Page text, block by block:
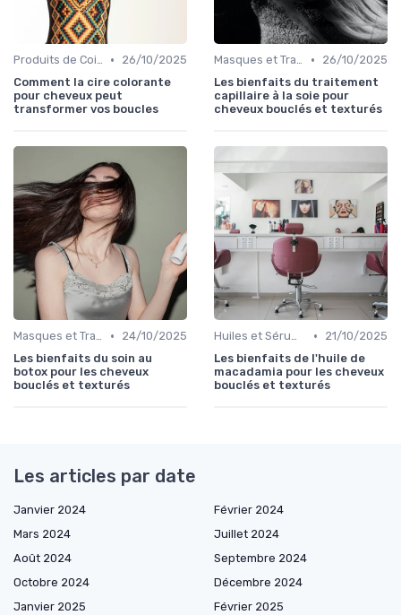
Produits de Coiffage •
26/10/2025
Comment la cire colorante
pour cheveux peut
transformer vos boucles
Masques et Traitements en Profondeur •
26/10/2025
Les bienfaits du traitement
capillaire à la soie pour
cheveux bouclés et texturés
Masques et Traitements en Profondeur •
24/10/2025
Les bienfaits du soin au
botox pour les cheveux
bouclés et texturés
Huiles et Sérums •
21/10/2025
Les bienfaits de l'huile de
macadamia pour les cheveux
bouclés et texturés
Les articles par date
Janvier 2024
Février 2024
Mars 2024
Juillet 2024
Août 2024
Septembre 2024
Octobre 2024
Décembre 2024
Janvier 2025
Février 2025